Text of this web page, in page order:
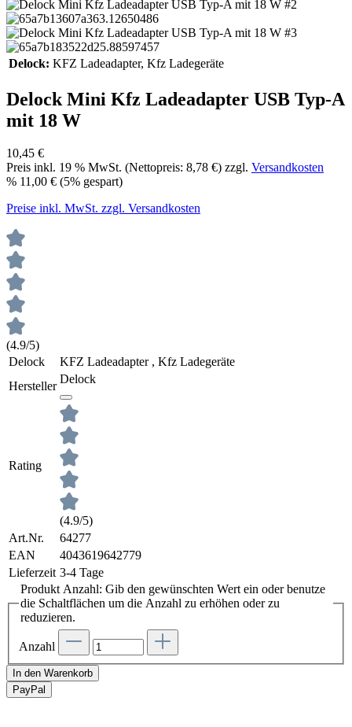
Delock: KFZ Ladeadapter, Kfz Ladegeräte
Delock Mini Kfz Ladeadapter USB Typ-A
mit 18 W
10,45 €
Preis inkl. 19 % MwSt. (Nettopreis: 8,78 €) zzgl. Versandkosten
% 11,00 € (5% gespart)
Preise inkl. MwSt. zzgl. Versandkosten
(4.9/5)
Delock
KFZ Ladeadapter , Kfz Ladegeräte
Hersteller
Delock
Rating
(4.9/5)
Art.Nr.
64277
EAN
4043619642779
Lieferzeit 3-4 Tage
Produkt Anzahl: Gib den gewünschten Wert ein oder benutze
die Schaltflächen um die Anzahl zu erhöhen oder zu
reduzieren.
Anzahl
In den Warenkorb
PayPal